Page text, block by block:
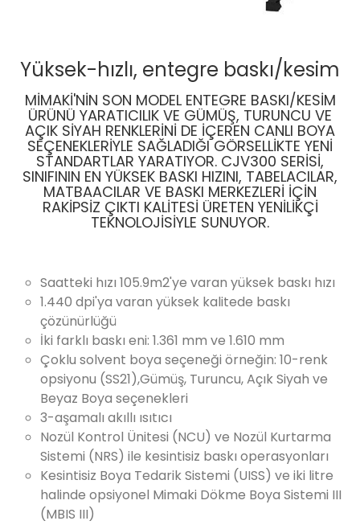
Yüksek-hızlı, entegre baskı/kesim
MIMAKI'NIN SON MODEL ENTEGRE BASKI/KESIM
ÜRÜNÜ YARATICILIK VE GÜMÜŞ, TURUNCU VE
AÇIK SIYAH RENKLERINI DE IÇEREN CANLI BOYA
SEÇENEKLERIYLE SAĞLADIĞI GÖRSELLIKTE YENI
STANDARTLAR YARATIYOR. CJV300 SERISI,
SINIFININ EN YÜKSEK BASKI HIZINI, TABELACILAR,
MATBAACILAR VE BASKI MERKEZLERI IÇIN
RAKIPSIZ ÇIKTI KALITESI ÜRETEN YENILIKÇI
TEKNOLOJISIYLE SUNUYOR.
Saatteki hızı 105.9m2'ye varan yüksek baskı hızı
1.440 dpi'ya varan yüksek kalitede baskı
çözünürlüğü
İki farklı baskı eni: 1.361 mm ve 1.610 mm
Çoklu solvent boya seçeneği örneğin: 10-renk
opsiyonu (SS21),Gümüş, Turuncu, Açık Siyah ve
Beyaz Boya seçenekleri
3-aşamalı akıllı ısıtıcı
Nozül Kontrol Ünitesi (NCU) ve Nozül Kurtarma
Sistemi (NRS) ile kesintisiz baskı operasyonları
Kesintisiz Boya Tedarik Sistemi (UISS) ve iki litre
halinde opsiyonel Mimaki Dökme Boya Sistemi III
(MBIS III)